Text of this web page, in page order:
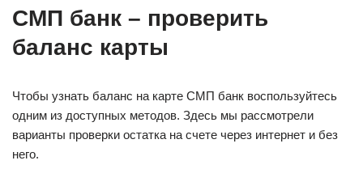
СМП банк – проверить
баланс карты
Чтобы узнать баланс на карте СМП банк воспользуйтесь
одним из доступных методов. Здесь мы рассмотрели
варианты проверки остатка на счете через интернет и без
него.